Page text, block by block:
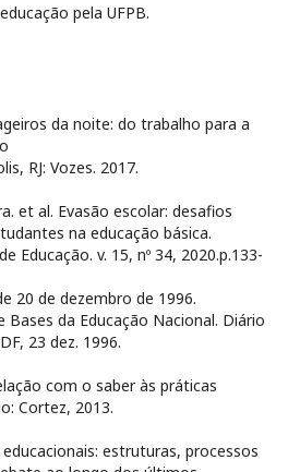
pela UFPB.
da noite: do trabalho para a
RJ: Vozes. 2017.
et al. Evasão escolar: desafios
na educação básica.
Educação. v. 15, nº 34, 2020.p.133-
20 de dezembro de 1996.
Bases da Educação Nacional. Diário
23 dez. 1996.
com o saber às práticas
Cortez, 2013.
educacionais: estruturas, processos